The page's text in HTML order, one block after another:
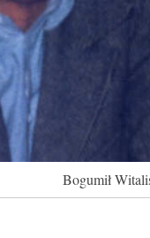
Bogumił